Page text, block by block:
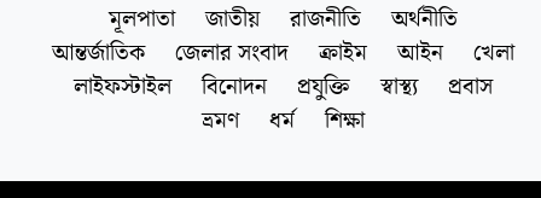
মূলপাতা জাতীয় রাজনীতি
অর্থনীতি
আন্তর্জাতিক
জেলার সংবাদ ক্রাইম আইন
খেলা
লাইফস্টাইল
বিনোদন প্রযুক্তি স্বাস্থ্য
প্রবাস
ভ্রমণ
ধর্ম শিক্ষা